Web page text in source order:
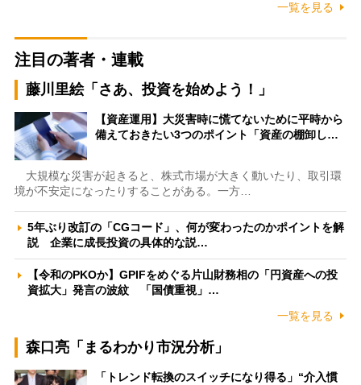
一覧を見る
注目の著者・連載
藤川里絵「さあ、投資を始めよう！」
【資産運用】大災害時に慌てないために平時から
備えておきたい3つのポイント「資産の棚卸し…
大規模な災害が起きると、株式市場が大きく動いたり、取引環
境が不安定になったりすることがある。一方…
5年ぶり改訂の「CGコード」、何が変わったのかポイントを解
説 企業に成長投資の具体的な説…
【令和のPKOか】GPIFをめぐる片山財務相の「円資産への投
資拡大」発言の波紋 「国債重視」…
一覧を見る
森口亮「まるわかり市況分析」
「トレンド転換のスイッチになり得る」“介入慣